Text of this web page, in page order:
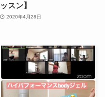
ッスン】
2020年4月28日